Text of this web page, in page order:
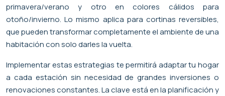
primavera/verano y otro en colores cálidos para
otoño/invierno. Lo mismo aplica para cortinas reversibles,
que pueden transformar completamente el ambiente de una
habitación con solo darles la vuelta.
Implementar estas estrategias te permitirá adaptar tu hogar
a cada estación sin necesidad de grandes inversiones o
renovaciones constantes. La clave está en la planificación y